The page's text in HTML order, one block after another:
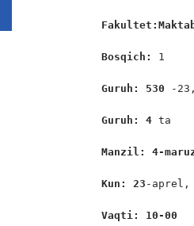
Bosqich: 1
Guruh: 530 -
Guruh: 4 ta
Manzil: 4-
Kun: 23 -aprel,
Vaqti: 10-00